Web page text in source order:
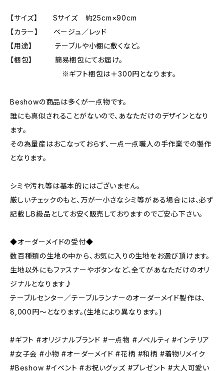
【サイズ】 Sサイズ 約25cm×90cm
【カラー】 ベージュ／レッド
【用途】 テーブルや小棚に敷くなど。
【梱包】 簡易梱包にてお届け。
※ギフト梱包は＋300円となります。
Beshowの商品は多くが一点物です。
誰にも真似されることがないので、あなただけのデザインとなり
ます。
その為量産はおこなっておらず、一点一点職人の手作業での製作
となります。
シミや汚れ等は基本的にはございません。
厳しいチェックのもと、万が一小さなシミ等がある場合には、必ず
記載しB級品としてお安く販売しておりますのでご安心下さい。
◆オーダーメイドの受付◆
数百種類の生地の中から、お気に入りの生地をお選び頂けます。
生地以外にもファスナーやボタンなど、全てがあなただけのオリ
ジナルとなります♪
テーブルセンター／テーブルランナーのオーダーメイド製作は、
8,000円〜となります。(生地により異なります。)
#ギフト #オリジナルブランド #一点物 #ノベルティ #インテリア
#女子会 #小物 #オーダーメイド #花柄 #和柄 #着物リメイク
#Beshow #イベント #お祝いグッズ #プレゼント #大人可愛い